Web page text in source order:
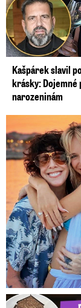
Kašpárek slavil
krásky: Dojemné
narozeninám
Bývalá